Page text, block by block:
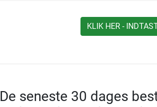
KLIK HER -
De seneste 30 dages